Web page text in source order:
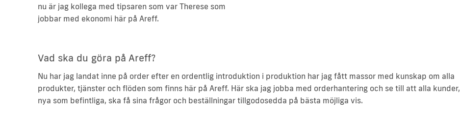
nu är jag kollega med tipsaren som var Therese som
jobbar med ekonomi här på Areff.
Vad ska du göra på Areff?
Nu har jag landat inne på order efter en ordentlig introduktion i produktion har jag fått massor med kunskap om alla
produkter, tjänster och flöden som finns här på Areff. Här ska jag jobba med orderhantering och se till att alla kunder,
nya som befintliga, ska få sina frågor och beställningar tillgodosedda på bästa möjliga vis.